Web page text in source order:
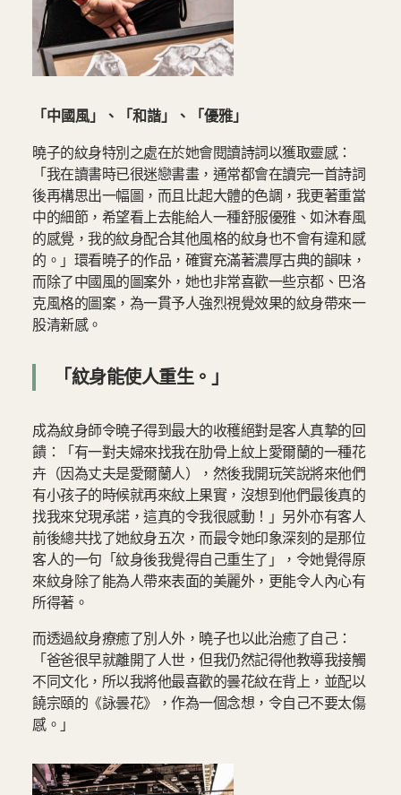
「中國風」、「和諧」、「優雅」
曉子的紋身特別之處在於她會閱讀詩詞以獲取靈感：
「我在讀書時已很迷戀書畫，通常都會在讀完一首詩詞
後再構思出一幅圖，而且比起大體的色調，我更著重當
中的細節，希望看上去能給人一種舒服優雅、如沐春風
的感覺，我的紋身配合其他風格的紋身也不會有違和感
的。」環看曉子的作品，確實充滿著濃厚古典的韻味，
而除了中國風的圖案外，她也非常喜歡一些京都、巴洛
克風格的圖案，為一貫予人強烈視覺效果的紋身帶來一
股清新感。
「紋身能使人重生。」
成為紋身師令曉子得到最大的收穫絕對是客人真摯的回
饋：「有一對夫婦來找我在肋骨上紋上愛爾蘭的一種花
卉（因為丈夫是愛爾蘭人），然後我開玩笑說將來他們
有小孩子的時候就再來紋上果實，沒想到他們最後真的
找我來兌現承諾，這真的令我很感動！」另外亦有客人
前後總共找了她紋身五次，而最令她印象深刻的是那位
客人的一句「紋身後我覺得自己重生了」，令她覺得原
來紋身除了能為人帶來表面的美麗外，更能令人內心有
所得著。
而透過紋身療癒了別人外，曉子也以此治癒了自己：
「爸爸很早就離開了人世，但我仍然記得他教導我接觸
不同文化，所以我將他最喜歡的曇花紋在背上，並配以
饒宗頤的《詠曇花》，作為一個念想，令自己不要太傷
感。」